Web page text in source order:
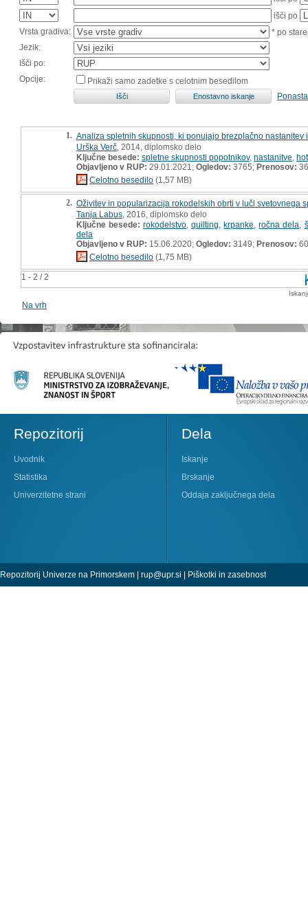
išči po
Vrsta gradiva:
* po
Jezik:
Išči po:
Opcije:
Prikaži samo zadetke s celotnim besedilom
1 - 2 / 2
1. Analiza spletnih skupnosti, ki ponujajo brezplačno
Urška Verč , 2014, diplomsko delo
Ključne besede: spletne skupnosti popotnikov, nastanitve
Objavljeno v RUP: 29.01.2021; Ogledov: 3765; Prenosov: 36
Celotno besedilo (1,57 MB)
2. Oživitev in popularizacija rokodelskih obrti v luči svetovnega
Tanja Labus , 2016, diplomsko delo
Ključne besede: rokodelstvo ,quilting ,krpanke ,ročna dela
dela
Objavljeno v RUP: 15.06.2020; Ogledov: 3149; Prenosov: 60
Celotno besedilo (1,75 MB)
Na vrh
Repozitorij
Uvodnik
Statistika
Univerzitetne strani
Dela
Iskanje
Brskanje
Oddaja zaključnega dela
Repozitorij Univerze na Primorskem | rup@upr.si | Piškotki in zasebnost